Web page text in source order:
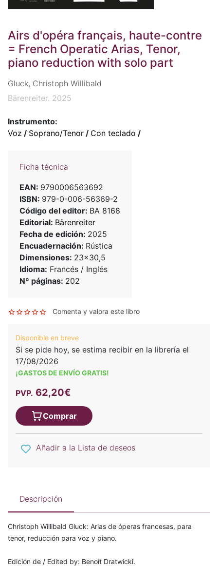
Airs d'opéra français, haute-contre
= French Operatic Arias, Tenor,
piano reduction with solo part
Gluck, Christoph Willibald
Bärenreiter. 2025
Instrumento:
Voz / Soprano/Tenor / Con teclado /
Ficha técnica
EAN: 9790006563692
ISBN: 979-0-006-56369-2
Código del editor: BA 8168
Editorial: Bärenreiter
Fecha de edición: 2025
Encuadernación: Rústica
Dimensiones: 23x30,5
Idioma: Francés / Inglés
Nº páginas: 202
Comenta y valora este libro
Disponible en breve
Si se pide hoy, se estima recibir en la librería el
17/08/2026
¡GASTOS DE ENVÍO GRATIS!
PVP. 62,20€
Comprar
Añadir a la Lista de deseos
Descripción
Christoph Willibald Gluck: Arias de óperas francesas, para
tenor, reducción para voz y piano.
Edición de / Edited by: Benoît Dratwicki.